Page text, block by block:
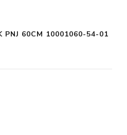
PNJ 60CM 10001060-54-01